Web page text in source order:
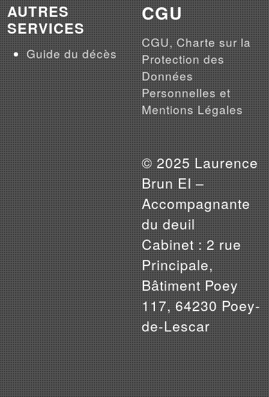
AUTRES
SERVICES
Guide du décès
CGU
CGU, Charte sur la
Protection des
Données
Personnelles et
Mentions Légales
© 2025 Laurence
Brun EI –
Accompagnante
du deuil
Cabinet : 2 rue
Principale,
Bâtiment Poey
117, 64230 Poey-
de-Lescar